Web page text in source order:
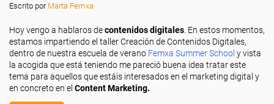
Escrito por Marta Femxa
Hoy vengo a hablaros decontenidos digitales. En estos momentos,
estamos impartiendo el taller Creación de Contenidos Digitales,
dentro de nuestra escuela de verano Femxa Summer School y vista
la acogida que está teniendo me pareció buena idea tratar este
tema para aquellos que estáis interesados en el marketing digital y
en concreto en el Content Marketing.